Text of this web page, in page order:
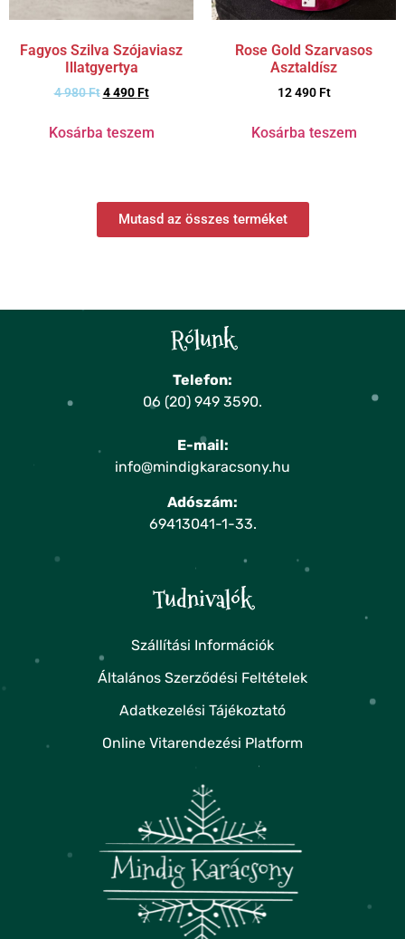
Fagyos Szilva Szójaviasz
Illatgyertya
4 980Ft 4 490Ft
Kosárba teszem
Rose Gold Szarvasos
Asztaldísz
12 490 Ft
Kosárba teszem
Mutasd az összes terméket
Rólunk
Telefon:
06 (20) 949 3590.
E-mail:
info@mindigkaracsony.hu
Adószám:
69413041-1-33.
Tudnivalók
Szállítási Információk
Általános Szerződési Feltételek
Adatkezelési Tájékoztató
Online Vitarendezési Platform